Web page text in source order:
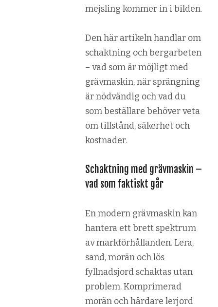
mejsling kommer in i bilden.
Den här artikeln handlar om
schaktning och bergarbeten
– vad som är möjligt med
grävmaskin, när sprängning
är nödvändig och vad du
som beställare behöver veta
om tillstånd, säkerhet och
kostnader.
Schaktning med grävmaskin –
vad som faktiskt går
En modern grävmaskin kan
hantera ett brett spektrum
av markförhållanden. Lera,
sand, morän och lös
fyllnadsjord schaktas utan
problem. Komprimerad
morän och hårdare lerjord